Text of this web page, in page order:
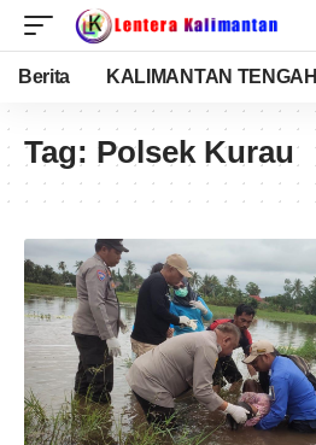
Berita KALIMANTAN TENGAH
Tag: Polsek Kurau